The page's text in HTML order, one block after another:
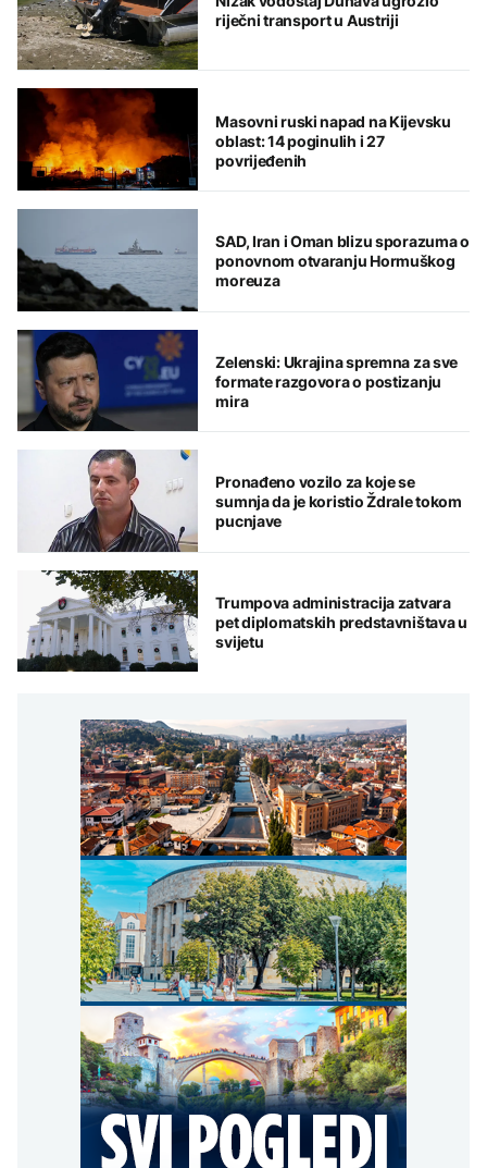
riječni transport u Austriji
Masovni ruski napad na Kijevsku
oblast: 14 poginulih i 27
povrijeđenih
SAD, Iran i Oman blizu sporazuma o
ponovnom otvaranju Hormuškog
moreuza
Zelenski: Ukrajina spremna za sve
formate razgovora o postizanju
mira
Pronađeno vozilo za koje se
sumnja da je koristio Ždrale tokom
pucnjave
Trumpova administracija zatvara
pet diplomatskih predstavništava u
svijetu